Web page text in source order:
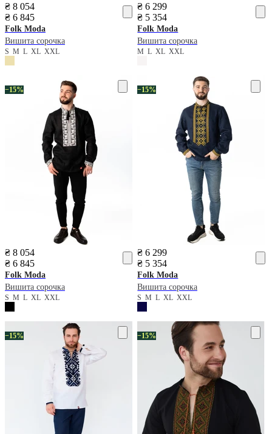
₴ 8 054
₴ 6 845
Folk Moda
Вишита сорочка
S M L XL XXL
₴ 6 299
₴ 5 354
Folk Moda
Вишита сорочка
MLXLXXL
−15%
₴ 8 054
₴ 6 845
Folk Moda
Вишита сорочка
S M L XL XXL
−15%
₴ 6 299
₴ 5 354
Folk Moda
Вишита сорочка
SMLXLXXL
−15% −15%